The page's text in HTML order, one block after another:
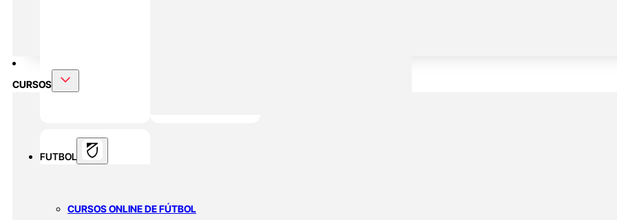
CURSOS
FUTBOL
CURSOS ONLINE DE FÚTBOL